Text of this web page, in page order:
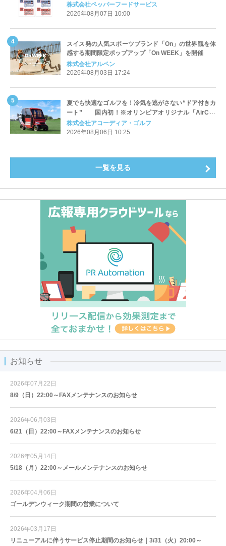
対応についてのご案内
株式会社ペッパーフードサービス
2026年08月07日 10:00
スイス発の人気スポーツブランド「On」の世界観を体
感する期間限定ポップアップ「On WEEK」を開催
株式会社アルペン
2026年08月03日 17:24
夏でも快適なゴルフを！冷気を逃がさない“ドア付きカ
ート” 国内初！※オリンピアオリジナル「AirCon
Cart（エアコンカート）」導入 | アコーディア・ゴ
ルフ
株式会社アコーディア・ゴルフ
2026年08月06日 10:25
一覧を見る
お知らせ
2026年07月22日
8/9（日）22:00～FAXメンテナンスのお知らせ
2026年06月03日
6/21（日）22:00～FAXメンテナンスのお知らせ
2026年05月14日
5/18（月）22:00～メールメンテナンスのお知らせ
2026年04月06日
ゴールデンウィーク期間の営業について
2026年03月17日
リニューアルに伴うサービス停止期間のお知らせ｜3/31（火）20:00～